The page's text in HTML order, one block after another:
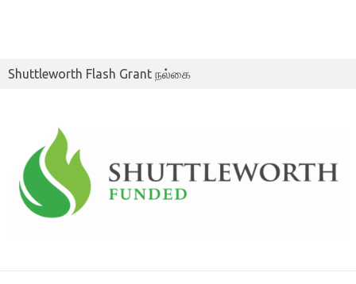
Shuttleworth Flash Grant நல்கை